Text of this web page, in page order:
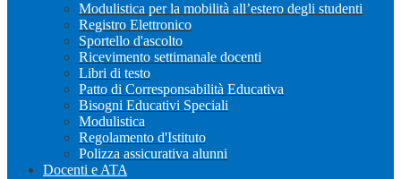
Modulistica per la mobilità all’estero degli studenti
Registro Elettronico
Sportello d'ascolto
Ricevimento settimanale docenti
Libri di testo
Patto di Corresponsabilità Educativa
Bisogni Educativi Speciali
Modulistica
Regolamento d'Istituto
Polizza assicurativa alunni
Docenti e ATA